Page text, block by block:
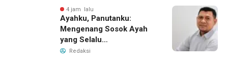
4 jam lalu
Ayahku, Panutanku:
Mengenang Sosok Ayah
yang Selalu
Membersamaiku
Redaksi